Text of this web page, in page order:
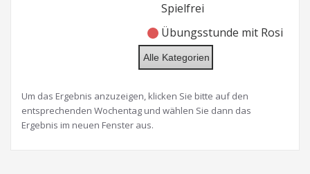
Spielfrei
Übungsstunde mit Rosi
Alle Kategorien
Um das Ergebnis anzuzeigen, klicken Sie bitte auf den
entsprechenden Wochentag und wählen Sie dann das
Ergebnis im neuen Fenster aus.